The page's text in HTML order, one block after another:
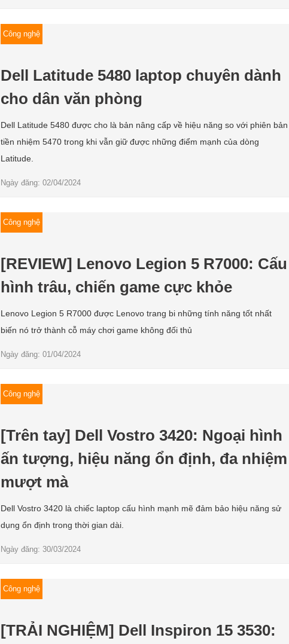
Công nghệ
Dell Latitude 5480 laptop chuyên dành
cho dân văn phòng
Dell Latitude 5480 được cho là bản nâng cấp về hiệu năng so với phiên bản
tiền nhiệm 5470 trong khi vẫn giữ được những điểm mạnh của dòng
Latitude.
Ngày đăng: 02/04/2024
Công nghệ
[REVIEW] Lenovo Legion 5 R7000: Cấu
hình trâu, chiến game cực khỏe
Lenovo Legion 5 R7000 được Lenovo trang bi những tính năng tốt nhất
biến nó trở thành cỗ máy chơi game không đối thủ
Ngày đăng: 01/04/2024
Công nghệ
[Trên tay] Dell Vostro 3420: Ngoại hình
ấn tượng, hiệu năng ổn định, đa nhiệm
mượt mà
Dell Vostro 3420 là chiếc laptop cấu hình mạnh mẽ đảm bảo hiệu năng sử
dụng ổn định trong thời gian dài.
Ngày đăng: 30/03/2024
Công nghệ
[TRẢI NGHIỆM] Dell Inspiron 15 3530: